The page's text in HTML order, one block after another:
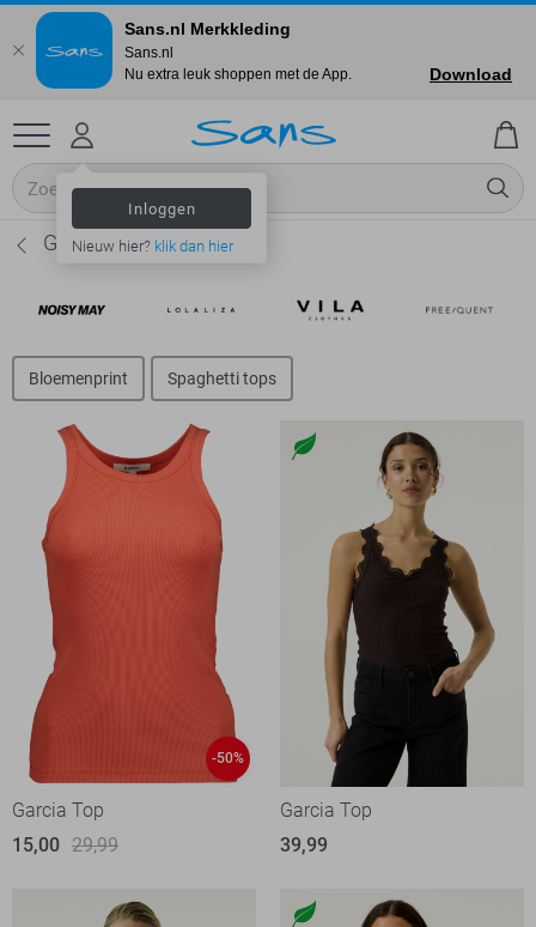
Inloggen
Nieuw hier? klik dan hier
Garcia Tops - Dames
Bloemenprint Spaghetti tops
-50%
Garcia Top
15,00 29,99
Garcia Top
39,99
Sans.nl Merkkleding
Sans.nl
Nu extra leuk shoppen met de App.
Download